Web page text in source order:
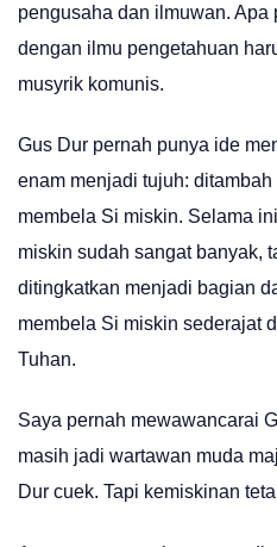
pengusaha dan ilmuwan. Apa
dengan ilmu pengetahuan
musyrik komunis.
Gus Dur pernah punya ide
enam menjadi tujuh:
membela Si miskin. Selama
miskin sudah sangat banyak,
ditingkatkan menjadi bagian
membela Si miskin sederajat
Tuhan.
Saya pernah mewawancarai
masih jadi wartawan muda
Dur cuek. Tapi kemiskinan